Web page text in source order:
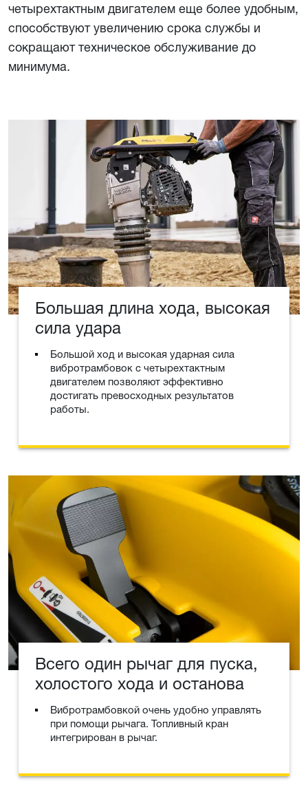
четырехтактным двигателем еще более удобным,
способствуют увеличению срока службы и
сокращают техническое обслуживание до
минимума.
Большая длина хода, высокая
сила удара
Большой ход и высокая ударная сила
вибротрамбовок с четырехтактным
двигателем позволяют эффективно
достигать превосходных результатов
работы.
Всего один рычаг для пуска,
холостого хода и останова
Вибротрамбовкой очень удобно управлять
при помощи рычага. Топливный кран
интегрирован в рычаг.